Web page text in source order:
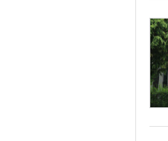
원
적
서
자
청
조